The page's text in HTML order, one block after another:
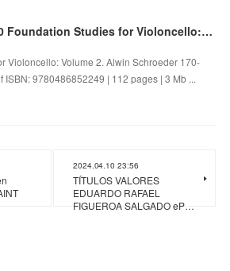
{epub download} 170 Foundation Studies for Violoncello: Volume 2 by Alwin Schroeder
Violoncello: Volume 2. Alwin Schroeder 170-
ISBN: 9780486852249 | 112 pages | 3 Mb ...
2024.04.10 23:56
TÍTULOS VALORES
EDUARDO RAFAEL
FIGUEROA SALGADO eP…